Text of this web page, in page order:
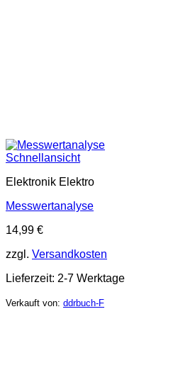
Schnellansicht
Elektronik Elektro
Messwertanalyse
14,99 €
zzgl. Versandkosten
Lieferzeit: 2-7 Werktage
Verkauft von: ddrbuch-F